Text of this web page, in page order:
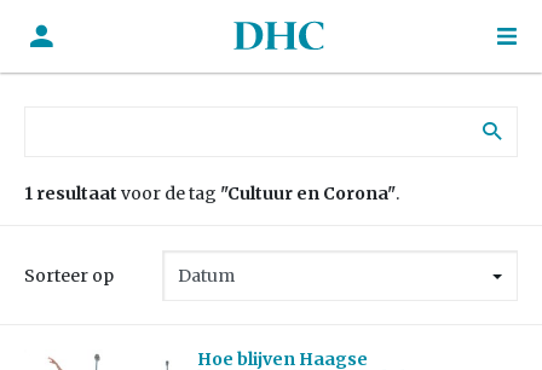
1 resultaat voor de tag "Cultuur en Corona".
Sorteer op
Hoe blijven Haagse